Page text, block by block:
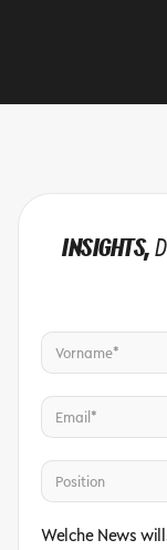
INSIGHTS,
Welche News